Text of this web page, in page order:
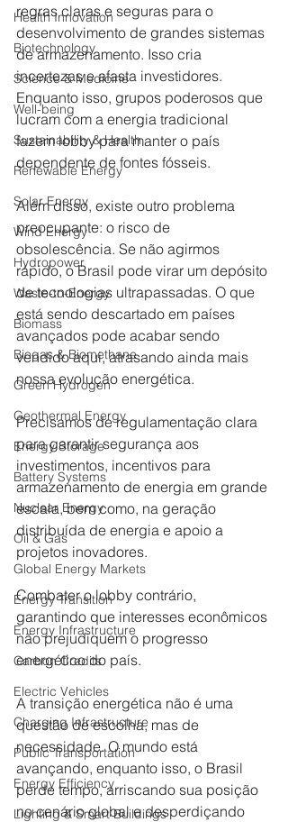
Health Innovation
Biotechnology
Science & Medicine
Well-being
Sustainability & Health
Renewable Energy
Solar Energy
Wind Energy
Hydropower
Waste-to-Energy
Biomass
Biogas & Biomethane
Green Hydrogen
Geothermal Energy
Energy Storage
Battery Systems
Nuclear Energy
Oil & Gas
Global Energy Markets
Energy Transition
Energy Infrastructure
Carbon Credits
Electric Vehicles
Charging Infrastructure
Public Transportation
Energy Efficiency
Lighting & Smart Buildings
regras claras e seguras para o
desenvolvimento de grandes sistemas
de armazenamento. Isso cria
incertezas e afasta investidores.
Enquanto isso, grupos poderosos que
lucram com a energia tradicional
fazem lobby para manter o país
dependente de fontes fósseis.
Além disso, existe outro problema
preocupante: o risco de
obsolescência. Se não agirmos
rápido, o Brasil pode virar um depósito
de tecnologias ultrapassadas. O que
está sendo descartado em países
avançados pode acabar sendo
vendido aqui, atrasando ainda mais
nossa evolução energética.
Precisamos de regulamentação clara
para garantir segurança aos
investimentos, incentivos para
armazenamento de energia em grande
escala, bem como, na geração
distribuída de energia e apoio a
projetos inovadores.
Combater o lobby contrário,
garantindo que interesses econômicos
não prejudiquem o progresso
energético do país.
A transição energética não é uma
questão de escolha, mas de
necessidade. O mundo está
avançando, enquanto isso, o Brasil
perde tempo, arriscando sua posição
no cenário global e desperdiçando